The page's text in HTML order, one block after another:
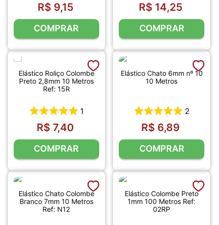
R$ 9,15
COMPRAR
R$ 14,25
COMPRAR
Elástico Roliço Colombe
Preto 2,8mm 10 Metros
Ref: 15R
1
R$ 7,40
COMPRAR
Elástico Chato 6mm nº 10
10 Metros
2
R$ 6,89
COMPRAR
Elástico Chato Colombe
Branco 7mm 10 Metros
Ref: N12
Elástico Colombe Preto
1mm 100 Metros Ref:
02RP